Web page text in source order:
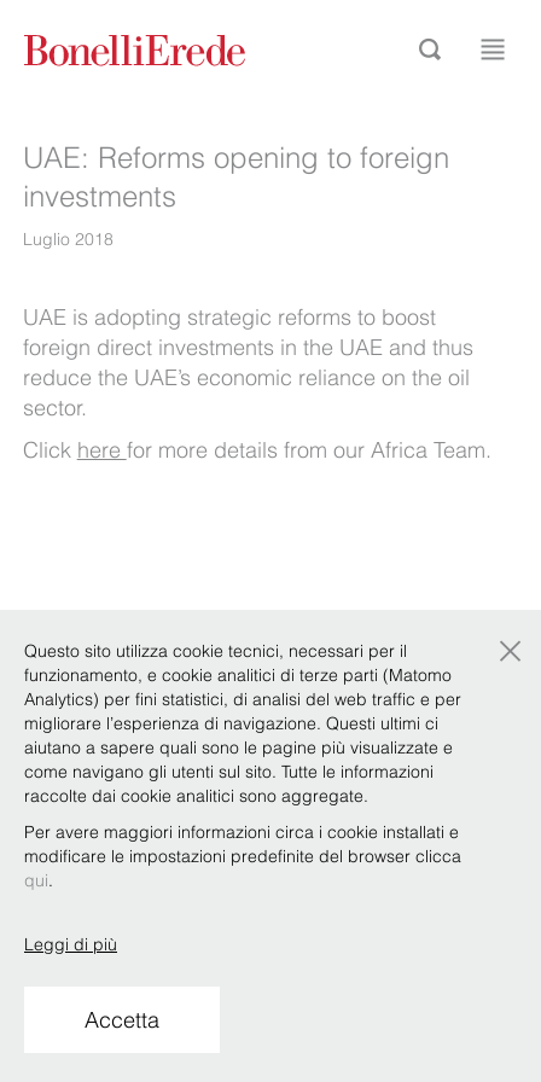
UAE: Reforms opening to foreign
investments
Luglio 2018
UAE is adopting strategic reforms to boost
foreign direct investments in the UAE and thus
reduce the UAE’s economic reliance on the oil
sector.
Click here for more details from our Africa Team.
Copyright © Bonelli Erede Lombardi Pappalardo
Studio Legale 2019
Condizioni d'uso
Privacy Policy Codice Etico Whistleblowing
Questo sito utilizza cookie tecnici, necessari per il
funzionamento, e cookie analitici di terze parti (Matomo
Analytics) per fini statistici, di analisi del web traffic e per
migliorare l’esperienza di navigazione. Questi ultimi ci
aiutano a sapere quali sono le pagine più visualizzate e
come navigano gli utenti sul sito. Tutte le informazioni
raccolte dai cookie analitici sono aggregate.
Per avere maggiori informazioni circa i cookie installati e
modificare le impostazioni predefinite del browser clicca
qui.
Leggi di più
Accetta
×